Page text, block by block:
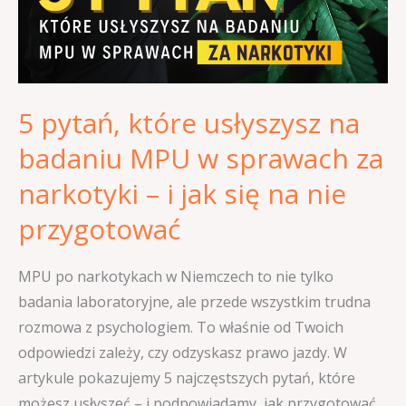
5 pytań, które usłyszysz na
badaniu MPU w sprawach za
narkotyki – i jak się na nie
przygotować
MPU po narkotykach w Niemczech to nie tylko
badania laboratoryjne, ale przede wszystkim trudna
rozmowa z psychologiem. To właśnie od Twoich
odpowiedzi zależy, czy odzyskasz prawo jazdy. W
artykule pokazujemy 5 najczęstszych pytań, które
badaniu
MPU
sprawach
za
narkotyki
–
się
na
nie